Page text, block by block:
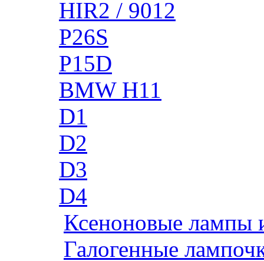
HIR2 / 9012
P26S
P15D
BMW H11
D1
D2
D3
D4
Ксеноновые лампы
Галогенные